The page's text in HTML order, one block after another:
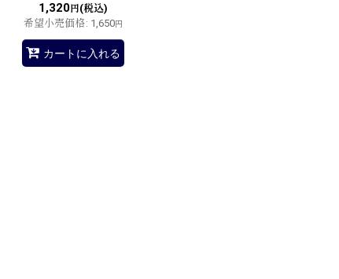
1,320円(税込)
希望小売価格: 1,650円
カートに入れる